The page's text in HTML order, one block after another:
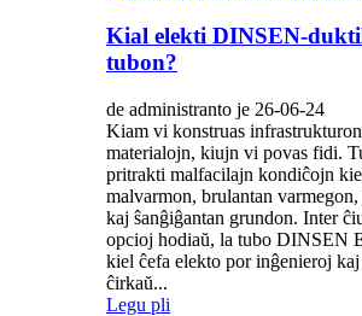
Kial elekti DINSEN-
tubon?
de administranto je 26-06-24
Kiam vi konstruas
materialojn, kiujn vi povas fidi.
pritrakti malfacilajn kondiĉojn
malvarmon, brulantan
kaj ŝanĝiĝantan grundon. Inter
opcioj hodiaŭ, la tubo DINSEN
kiel ĉefa elekto por inĝenieroj
ĉirkaŭ...
Legu pli